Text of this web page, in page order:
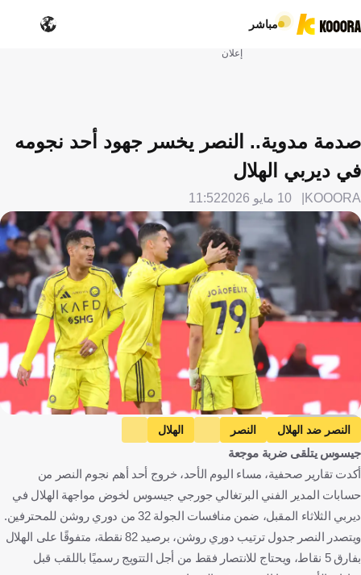
مباشر
إعلان
صدمة مدوية.. النصر يخسر جهود أحد نجومه
في ديربي الهلال
KOOORA 10 مايو 2026 11:52
Getty Images
النصر ضد الهلال النصر
الهلال
دوري روشن السعودي
البرازيل
كرة قدم
جيسوس يتلقى ضربة موجعة
أكدت تقارير صحفية، مساء اليوم الأحد، خروج أحد أهم نجوم النصر من
حسابات المدير الفني البرتغالي جورجي جيسوس لخوض مواجهة الهلال في
ديربي الثلاثاء المقبل، ضمن منافسات الجولة 32 من دوري روشن للمحترفين.
ويتصدر النصر جدول ترتيب دوري روشن، برصيد 82 نقطة، متفوقًا على الهلال
بفارق 5 نقاط، ويحتاج للانتصار فقط من أجل التتويج رسميًا باللقب قبل